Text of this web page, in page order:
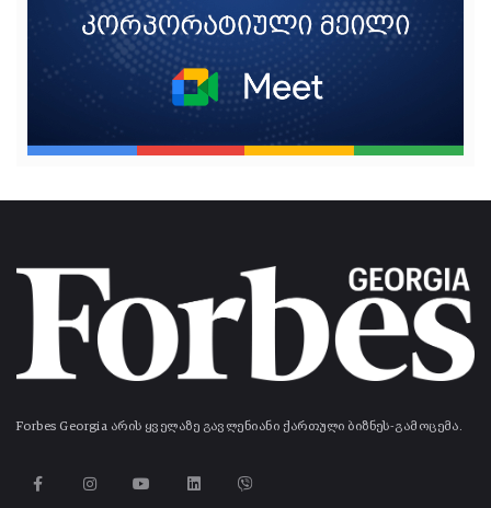
Forbes Georgia არის ყველაზე გავლენიანი ქართული ბიზნეს-გამოცემა.